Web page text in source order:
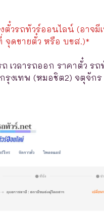
ตั๋วรถทัวร์ออนไลน์ (อาจมี
จุดขายตั๋ว หรือ บขส.)*
เวลารถออก ราคาตั๋ว รถ
รุงเทพ (หมอชิต2) จตุจักร